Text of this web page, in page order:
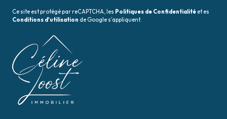
Ce site est protégé par reCAPTCHA, les Politiques de Confidentialité et es
Conditions d'utilisation de Google s'appliquent.